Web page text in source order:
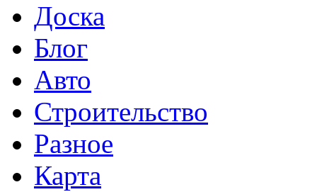
Доска
Блог
Авто
Строительство
Разное
Карта